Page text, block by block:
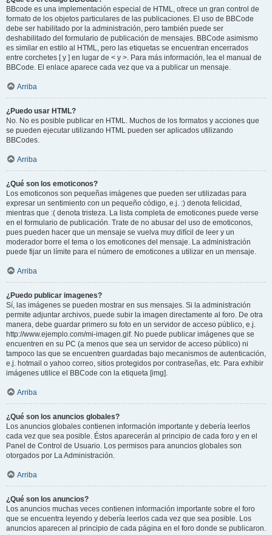
BBcode es una implementación especial de HTML, ofrece un gran control de
formato de los objetos particulares de las publicaciones. El uso de BBCode
debe ser habilitado por la administración, pero también puede ser
deshabilitado del formulario de publicación de mensajes. BBCode asimismo
es similar en estilo al HTML, pero las etiquetas se encuentran encerrados
entre corchetes [ y ] en lugar de < y >. Para más información, lea el manual de
BBCode. El enlace aparece cada vez que va a publicar un mensaje.
Arriba
¿Puedo usar HTML?
No. No es posible publicar en HTML. Muchos de los formatos y acciones que
se pueden ejecutar utilizando HTML pueden ser aplicados utilizando
BBCodes.
Arriba
¿Qué son los emoticonos?
Los emoticonos son pequeñas imágenes que pueden ser utilizadas para
expresar un sentimiento con un pequeño código, e.j. :) denota felicidad,
mientras que :( denota tristeza. La lista completa de emoticones puede verse
en el formulario de publicación. Trate de no abusar del uso de emoticonos,
pues pueden hacer que un mensaje se vuelva muy difícil de leer y un
moderador borre el tema o los emoticones del mensaje. La administración
puede fijar un límite para el número de emoticones a utilizar en un mensaje.
Arriba
¿Puedo publicar imagenes?
Sí, las imágenes se pueden mostrar en sus mensajes. Si la administración
permite adjuntar archivos, puede subir la imagen directamente al foro. De otra
manera, debe guardar primero su foto en un servidor de acceso público, e.j.
http://www.ejemplo.com/mi-imagen.gif. No puede publicar imágenes que se
encuentren en su PC (a menos que sea un servidor de acceso público) ni
tampoco las que se encuentren guardadas bajo mecanismos de autenticación,
e.j. hotmail o yahoo correo, sitios protegidos por contraseñas, etc. Para exhibir
imágenes utilice el BBCode con la etiqueta [img].
Arriba
¿Qué son los anuncios globales?
Los anuncios globales contienen información importante y debería leerlos
cada vez que sea posible. Éstos aparecerán al principio de cada foro y en el
Panel de Control de Usuario. Los permisos para anuncios globales son
otorgados por La Administración.
Arriba
¿Qué son los anuncios?
Los anuncios muchas veces contienen información importante sobre el foro
que se encuentra leyendo y debería leerlos cada vez que sea posible. Los
anuncios aparecen al principio de cada página en el foro donde se publicaron.